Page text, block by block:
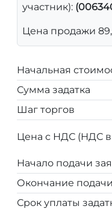
участник):
Цена продажи
Начальная
Сумма задатка
Шаг торгов
Цена с НДС (НДС в
Начало подачи
Окончание
Срок уплаты